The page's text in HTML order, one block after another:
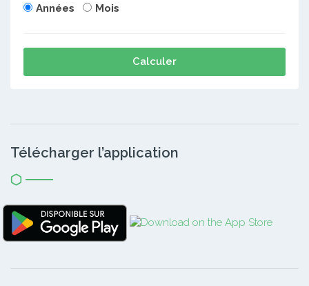
Années Mois
Calculer
Télécharger l’application